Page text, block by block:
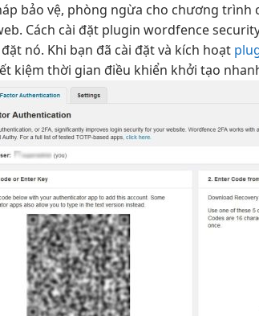
bảo vệ, phòng ngừa cho chương trình
Cách cài đặt plugin wordfence
nó. Khi bạn đã cài đặt và kích hoạt
kiệm thời gian điều khiển khởi tạo